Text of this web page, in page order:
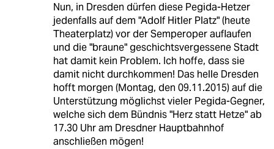
Nun, in Dresden dürfen diese Pegida-Hetzer
jedenfalls auf dem "Adolf Hitler Platz" (heute
Theaterplatz) vor der Semperoper auflaufen
und die "braune" geschichtsvergessene Stadt
hat damit kein Problem. Ich hoffe, dass sie
damit nicht durchkommen! Das helle Dresden
hofft morgen (Montag, den 09.11.2015) auf die
Unterstützung möglichst vieler Pegida-Gegner,
welche sich dem Bündnis "Herz statt Hetze" ab
17.30 Uhr am Dresdner Hauptbahnhof
anschließen mögen!